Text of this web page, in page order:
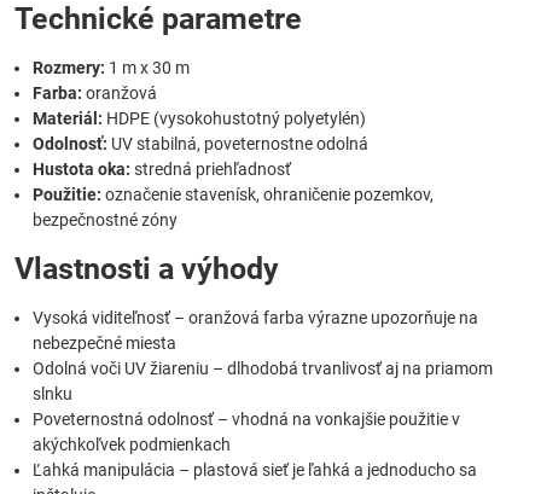
Technické parametre
Rozmery: 1 m x 30 m
Farba: oranžová
Materiál: HDPE (vysokohustotný polyetylén)
Odolnosť: UV stabilná, poveternostne odolná
Hustota oka: stredná priehľadnosť
Použitie: označenie stavenísk, ohraničenie pozemkov,
bezpečnostné zóny
Vlastnosti a výhody
Vysoká viditeľnosť – oranžová farba výrazne upozorňuje na
nebezpečné miesta
Odolná voči UV žiareniu – dlhodobá trvanlivosť aj na priamom
slnku
Poveternostná odolnosť – vhodná na vonkajšie použitie v
akýchkoľvek podmienkach
Ľahká manipulácia – plastová sieť je ľahká a jednoducho sa